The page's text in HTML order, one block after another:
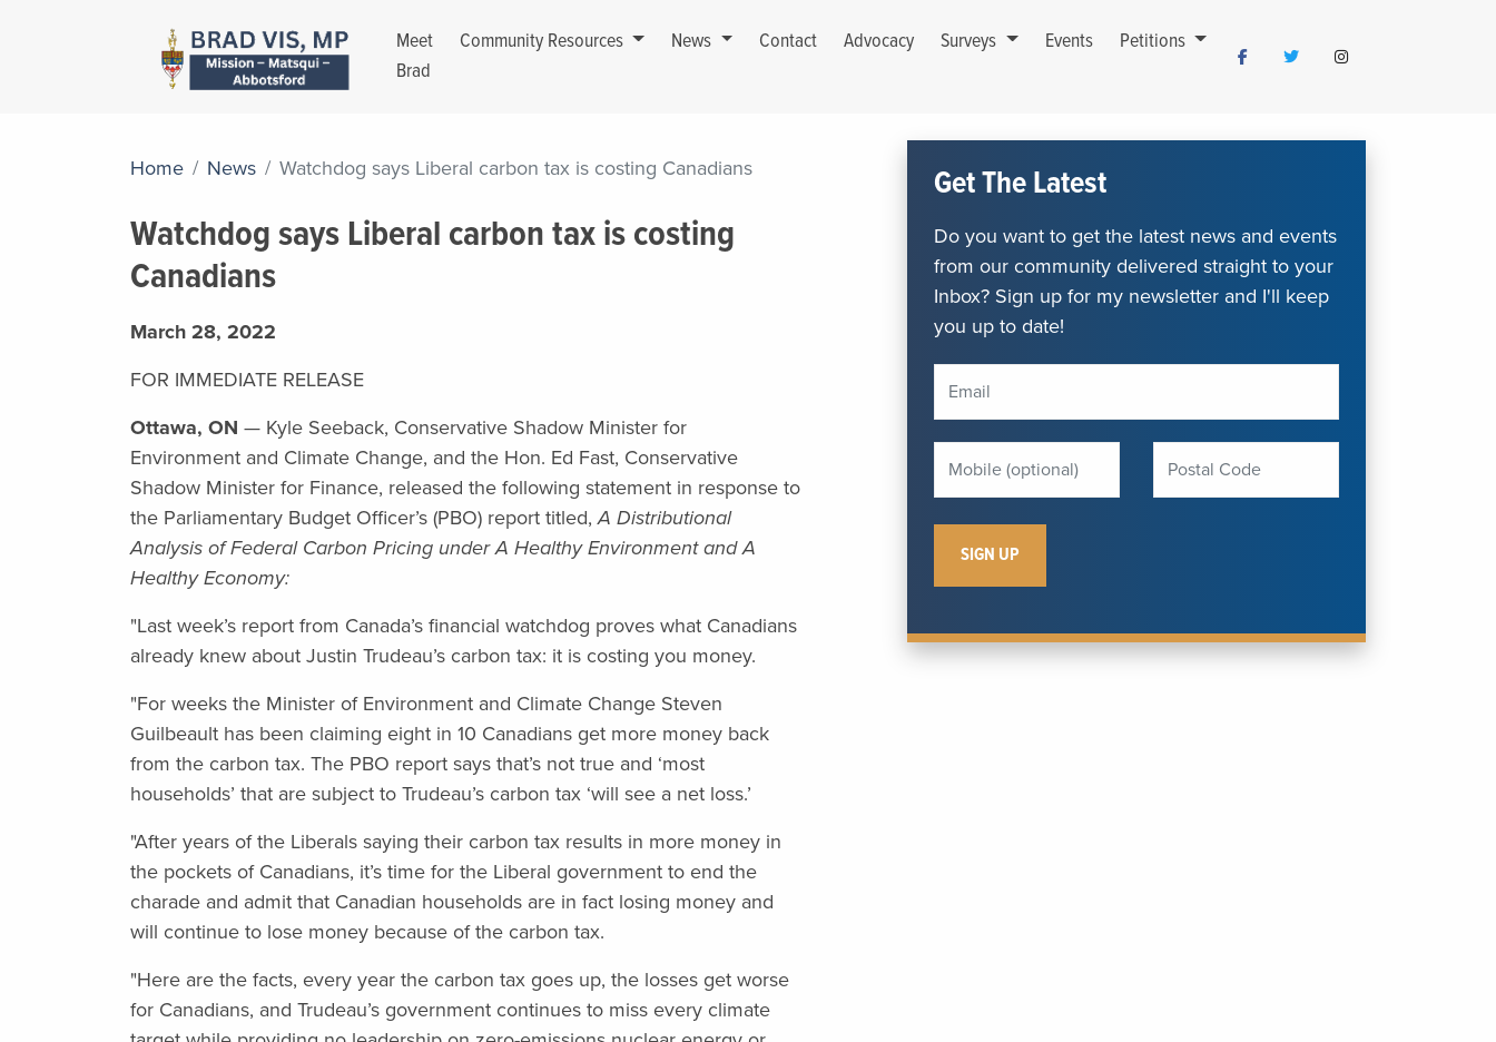
Meet
Brad
Community Resources News Contact Advocacy Surveys Events Petitions
Home News Watchdog says Liberal carbon tax is costing Canadians
Watchdog says Liberal carbon tax is costing
Canadians
March 28, 2022
FOR IMMEDIATE RELEASE
Ottawa, ON — Kyle Seeback, Conservative Shadow Minister for
Environment and Climate Change, and the Hon. Ed Fast, Conservative
Shadow Minister for Finance, released the following statement in response to
the Parliamentary Budget Officer’s (PBO) report titled,A Distributional
Analysis of Federal Carbon Pricing under A Healthy Environment and A
Healthy Economy:
"Last week’s report from Canada’s financial watchdog proves what Canadians
already knew about Justin Trudeau’s carbon tax: it is costing you money.
"For weeks the Minister of Environment and Climate Change Steven
Guilbeault has been claiming eight in 10 Canadians get more money back
from the carbon tax. The PBO report says that’s not true and ‘most
households’ that are subject to Trudeau’s carbon tax ‘will see a net loss.’
"After years of the Liberals saying their carbon tax results in more money in
the pockets of Canadians, it’s time for the Liberal government to end the
charade and admit that Canadian households are in fact losing money and
will continue to lose money because of the carbon tax.
"Here are the facts, every year the carbon tax goes up, the losses get worse
for Canadians, and Trudeau’s government continues to miss every climate
Get The Latest
Do you want to get the latest news and events
from our community delivered straight to your
Inbox? Sign up for my newsletter and I'll keep
you up to date!